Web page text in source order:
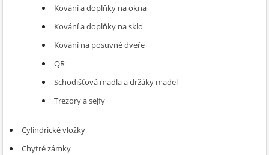
Kování a doplňky na okna
Kování a doplňky na sklo
Kování na posuvné dveře
QR
Schodišťová madla a držáky madel
Trezory a sejfy
Cylindrické vložky
Chytré zámky